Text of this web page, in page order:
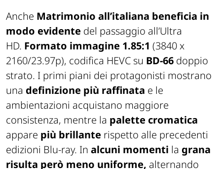
Anche Matrimonio all’italiana beneficia in
modo evidente del passaggio all’Ultra
HD. Formato immagine 1.85:1 (3840 x
2160/23.97p), codifica HEVC su BD-66 doppio
strato. I primi piani dei protagonisti mostrano
una definizione più raffinata e le
ambientazioni acquistano maggiore
consistenza, mentre la palette cromatica
appare più brillante rispetto alle precedenti
edizioni Blu-ray. In alcuni momenti la grana
risulta però meno uniforme, alternando